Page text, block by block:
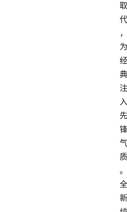
取
代
，
为
经
典
注
入
先
锋
气
质
。
全
新